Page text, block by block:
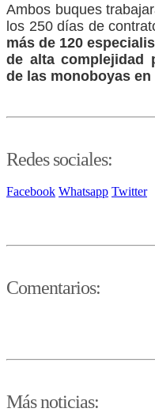
Ambos buques
los 250 días de
más de 120
de alta complejidad
de las monoboyas
Redes sociales:
Facebook Whatsapp Twitter
Comentarios:
Más noticias: